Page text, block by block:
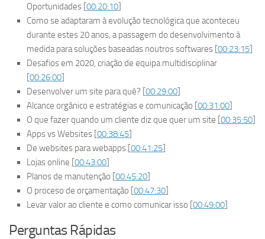
Oportunidades [00:20:10]
Como se adaptaram à evolução tecnológica que aconteceu
durante estes 20 anos, a passagem do desenvolvimento à
medida para soluções baseadas noutros softwares [00:23:15]
Desafios em 2020, criação de equipa multidisciplinar
[00:26:00]
Desenvolver um site para quê? [00:29:00]
Alcance orgânico e estratégias e comunicação [00:31:00]
O que fazer quando um cliente diz que quer um site [00:35:50]
Apps vs Websites [00:38:45]
De websites para webapps [00:41:25]
Lojas online [00:43:00]
Planos de manutenção [00:45:20]
O proceso de orçamentação [00:47:30]
Levar valor ao cliente e como comunicar isso [00:49:00]
Perguntas Rápidas